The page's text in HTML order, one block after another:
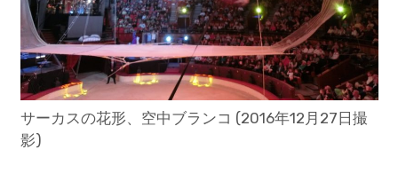
サーカスの花形、空中ブランコ (2016年12月27日撮
影)